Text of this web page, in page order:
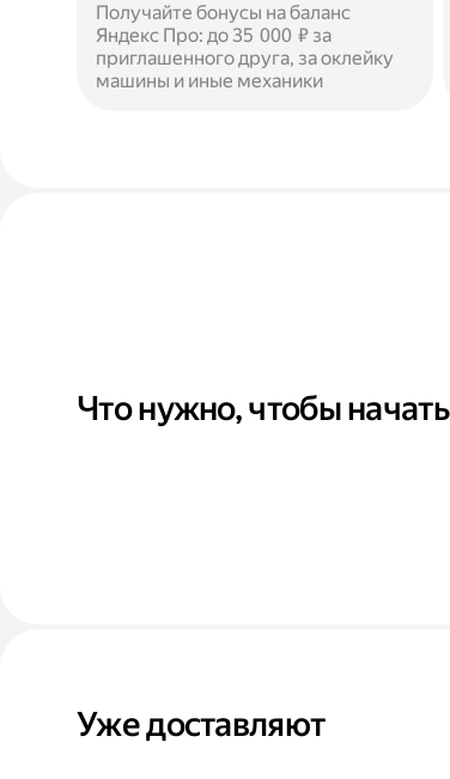
Получайте бонусы на баланс
Яндекс Про: до 35 000 ₽ за
приглашенного друга, за оклейку
машины и иные механики
Что нужно, чтобы начать
Уже доставляют